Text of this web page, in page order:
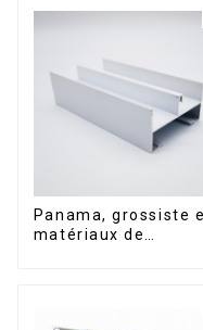
Panama, grossiste
matériaux de